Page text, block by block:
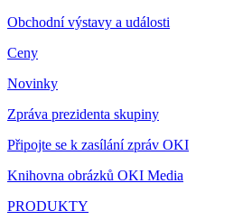
Obchodní výstavy a události
Ceny
Novinky
Zpráva prezidenta skupiny
Připojte se k zasílání zpráv OKI
Knihovna obrázků OKI Media
PRODUKTY